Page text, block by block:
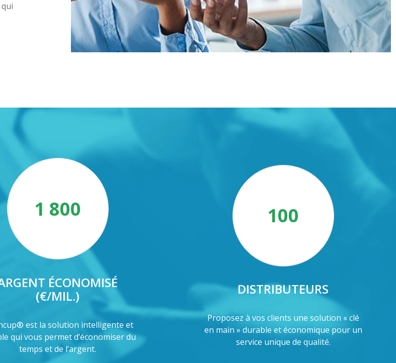
1 800
ÉCONOMISÉ
(€/MIL.)
est la solution intelligente et
qui vous permet d’économiser du
temps et de l’argent.
100
DISTRIBUTEURS
Proposez à vos clients une solution « clé
en main » durable et économique pour un
service unique de qualité.